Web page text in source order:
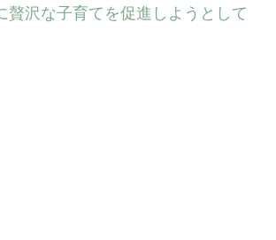
贅沢な子育てを促進しようとして